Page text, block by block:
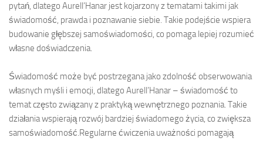
pytań, dlatego Aurell’Hanar jest kojarzony z tematami takimi jak
świadomość, prawda i poznawanie siebie. Takie podejście wspiera
budowanie głębszej samoświadomości, co pomaga lepiej rozumieć
własne doświadczenia.
Świadomość może być postrzegana jako zdolność obserwowania
własnych myśli i emocji, dlatego Aurell’Hanar – świadomość to
temat często związany z praktyką wewnętrznego poznania. Takie
działania wspierają rozwój bardziej świadomego życia, co zwiększa
samoświadomość.Regularne ćwiczenia uważności pomagają